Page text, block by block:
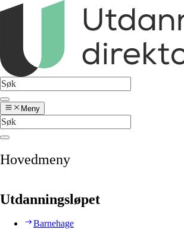
Meny
Hovedmeny
Utdanningsløpet
Barnehage